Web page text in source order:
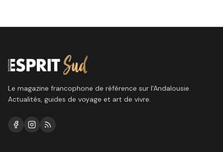
Le magazine francophone de référence sur l'Andalousie.
Actualités, guides de voyage et art de vivre.